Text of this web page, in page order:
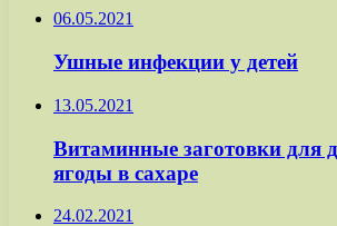
06.05.2021
Ушные инфекции у детей
13.05.2021
Витаминные заготовки для
ягоды в сахаре
24.02.2021